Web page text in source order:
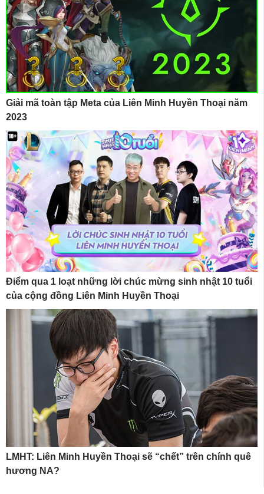
Giải mã toàn tập Meta của Liên Minh Huyền Thoại năm
2023
Điểm qua 1 loạt những lời chúc mừng sinh nhật 10 tuổi
của cộng đồng Liên Minh Huyền Thoại
LMHT: Liên Minh Huyền Thoại sẽ “chết” trên chính quê
hương NA?